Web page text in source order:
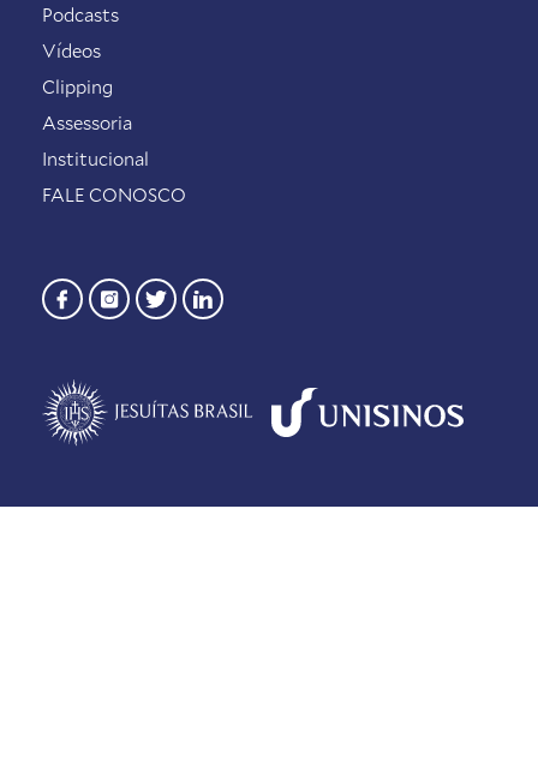
Podcasts
Vídeos
Clipping
Assessoria
Institucional
FALE CONOSCO